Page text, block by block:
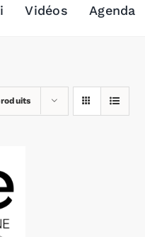
Vidéos Agenda